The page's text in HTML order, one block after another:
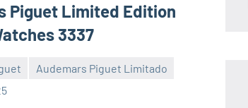
Piguet Limited Edition
3337
Audemars Piguet Limitado